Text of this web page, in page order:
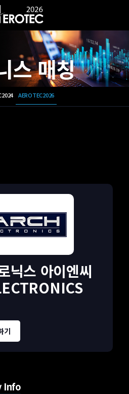
스 매칭
AEROTEC2026
닉스 아이엔씨
기
Info